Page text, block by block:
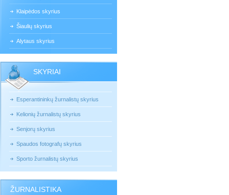
Klaipėdos skyrius
Šiaulių skyrius
Alytaus skyrius
SKYRIAI
Esperantininkų žurnalistų skyrius
Kelionių žurnalistų skyrius
Senjorų skyrius
Spaudos fotografų skyrius
Sporto žurnalistų skyrius
ŽURNALISTIKA